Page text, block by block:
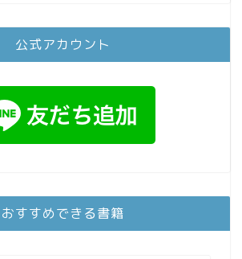
公式アカウント
おすすめできる書籍